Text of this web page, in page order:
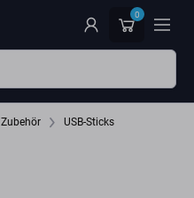
0
Zubehör USB-Sticks